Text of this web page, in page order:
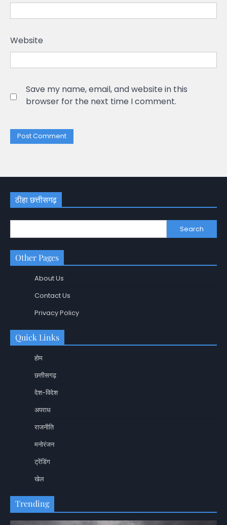
Website
Save my name, email, and website in this
browser for the next time I comment.
ठीहा छत्तीसगढ़
Search
Other Pages
About Us
Contact Us
Privacy Policy
Quick Links
होम
छत्तीसगढ़
देश-विदेश
अपराध
राजनीति
मनोरंजन
ट्रेंडिंग
खेल
Trending